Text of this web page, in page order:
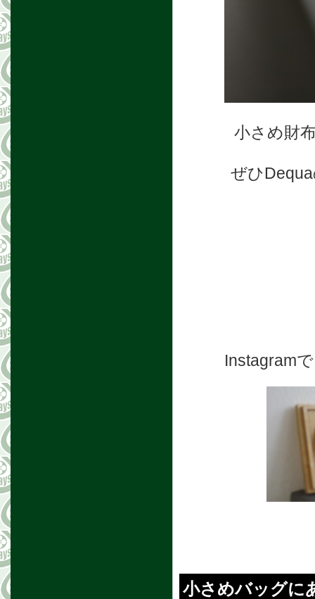
小さめ財
ぜひ
Instagram
小さめバッグに